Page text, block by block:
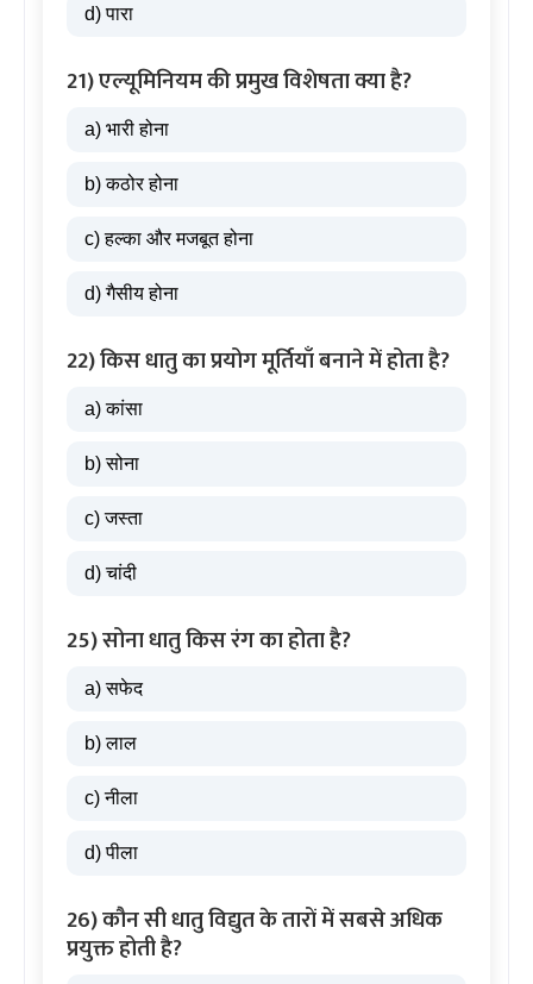
d) पारा
21) एल्यूमिनियम की प्रमुख विशेषता क्या है?
a) भारी होना
b) कठोर होना
c) हल्का और मजबूत होना
d) गैसीय होना
22) किस धातु का प्रयोग मूर्तियाँ बनाने में होता है?
a) कांसा
b) सोना
c) जस्ता
d) चांदी
25) सोना धातु किस रंग का होता है?
a) सफेद
b) लाल
c) नीला
d) पीला
26) कौन सी धातु विद्युत के तारों में सबसे अधिक
प्रयुक्त होती है?